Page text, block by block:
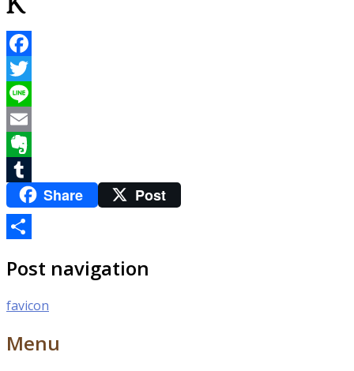
Facebook
Twitter
Line
Email
Evernote
TumblrShare Post
有
Post navigation
favicon
Menu